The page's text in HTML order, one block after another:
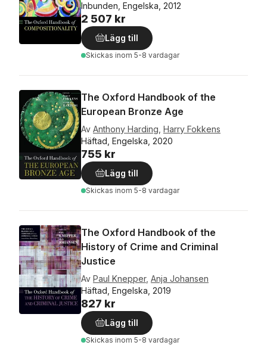
Inbunden, Engelska, 2012
2 507 kr
Lägg till
Skickas inom 5-8 vardagar
The Oxford Handbook of the
European Bronze Age
Av Anthony Harding Harry Fokkens
Häftad, Engelska, 2020
755 kr
Lägg till
Skickas inom 5-8 vardagar
The Oxford Handbook of the
History of Crime and Criminal
Justice
Av Paul Knepper, Anja Johansen
Häftad, Engelska, 2019
827 kr
Lägg till
Skickas inom 5-8 vardagar